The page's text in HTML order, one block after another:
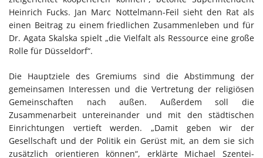
Heinrich Fucks. Jan Marc Nottelmann-Feil sieht den Rat als
einen Beitrag zu einem friedlichen Zusammenleben und für
Dr. Agata Skalska spielt „die Vielfalt als Ressource eine große
Rolle für Düsseldorf“.
Die Hauptziele des Gremiums sind die Abstimmung der
gemeinsamen Interessen und die Vertretung der religiösen
Gemeinschaften nach außen. Außerdem soll die
Zusammenarbeit untereinander und mit den städtischen
Einrichtungen vertieft werden. „Damit geben wir der
Gesellschaft und der Politik ein Gerüst mit, an dem sie sich
zusätzlich orientieren können“, erklärte Michael Szentei-